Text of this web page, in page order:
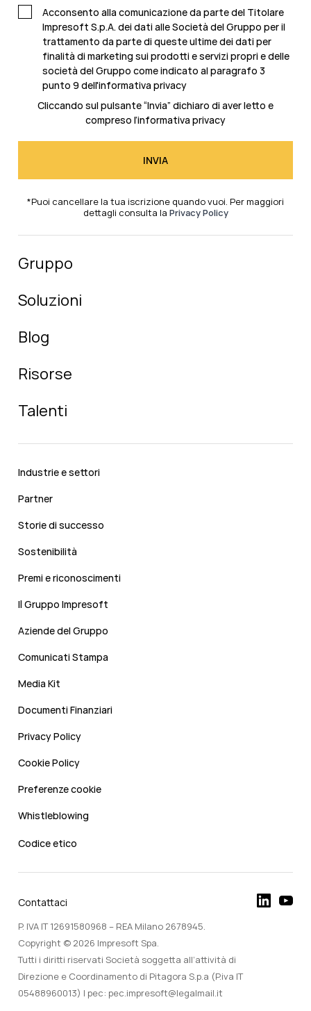
Acconsento alla comunicazione da parte del Titolare
Impresoft S.p.A. dei dati alle Società del Gruppo per il
trattamento da parte di queste ultime dei dati per
finalità di marketing sui prodotti e servizi propri e delle
società del Gruppo come indicato al paragrafo 3
punto 9 dell'informativa privacy
Cliccando sul pulsante “Invia” dichiaro di aver letto e
compreso l’informativa privacy
*Puoi cancellare la tua iscrizione quando vuoi. Per maggiori
dettagli consulta la Privacy Policy
Gruppo
Soluzioni
Blog
Risorse
Talenti
Industrie e settori
Partner
Storie di successo
Sostenibilità
Premi e riconoscimenti
Il Gruppo Impresoft
Aziende del Gruppo
Comunicati Stampa
Media Kit
Documenti Finanziari
Privacy Policy
Cookie Policy
Preferenze cookie
Whistleblowing
Codice etico
Contattaci
P. IVA IT 12691580968 – REA Milano 2678945.
Copyright © 2026 Impresoft Spa.
Tutti i diritti riservati Società soggetta all’attività di
Direzione e Coordinamento di Pitagora S.p.a (P.iva IT
05488960013) | pec: pec.impresoft@legalmail.it